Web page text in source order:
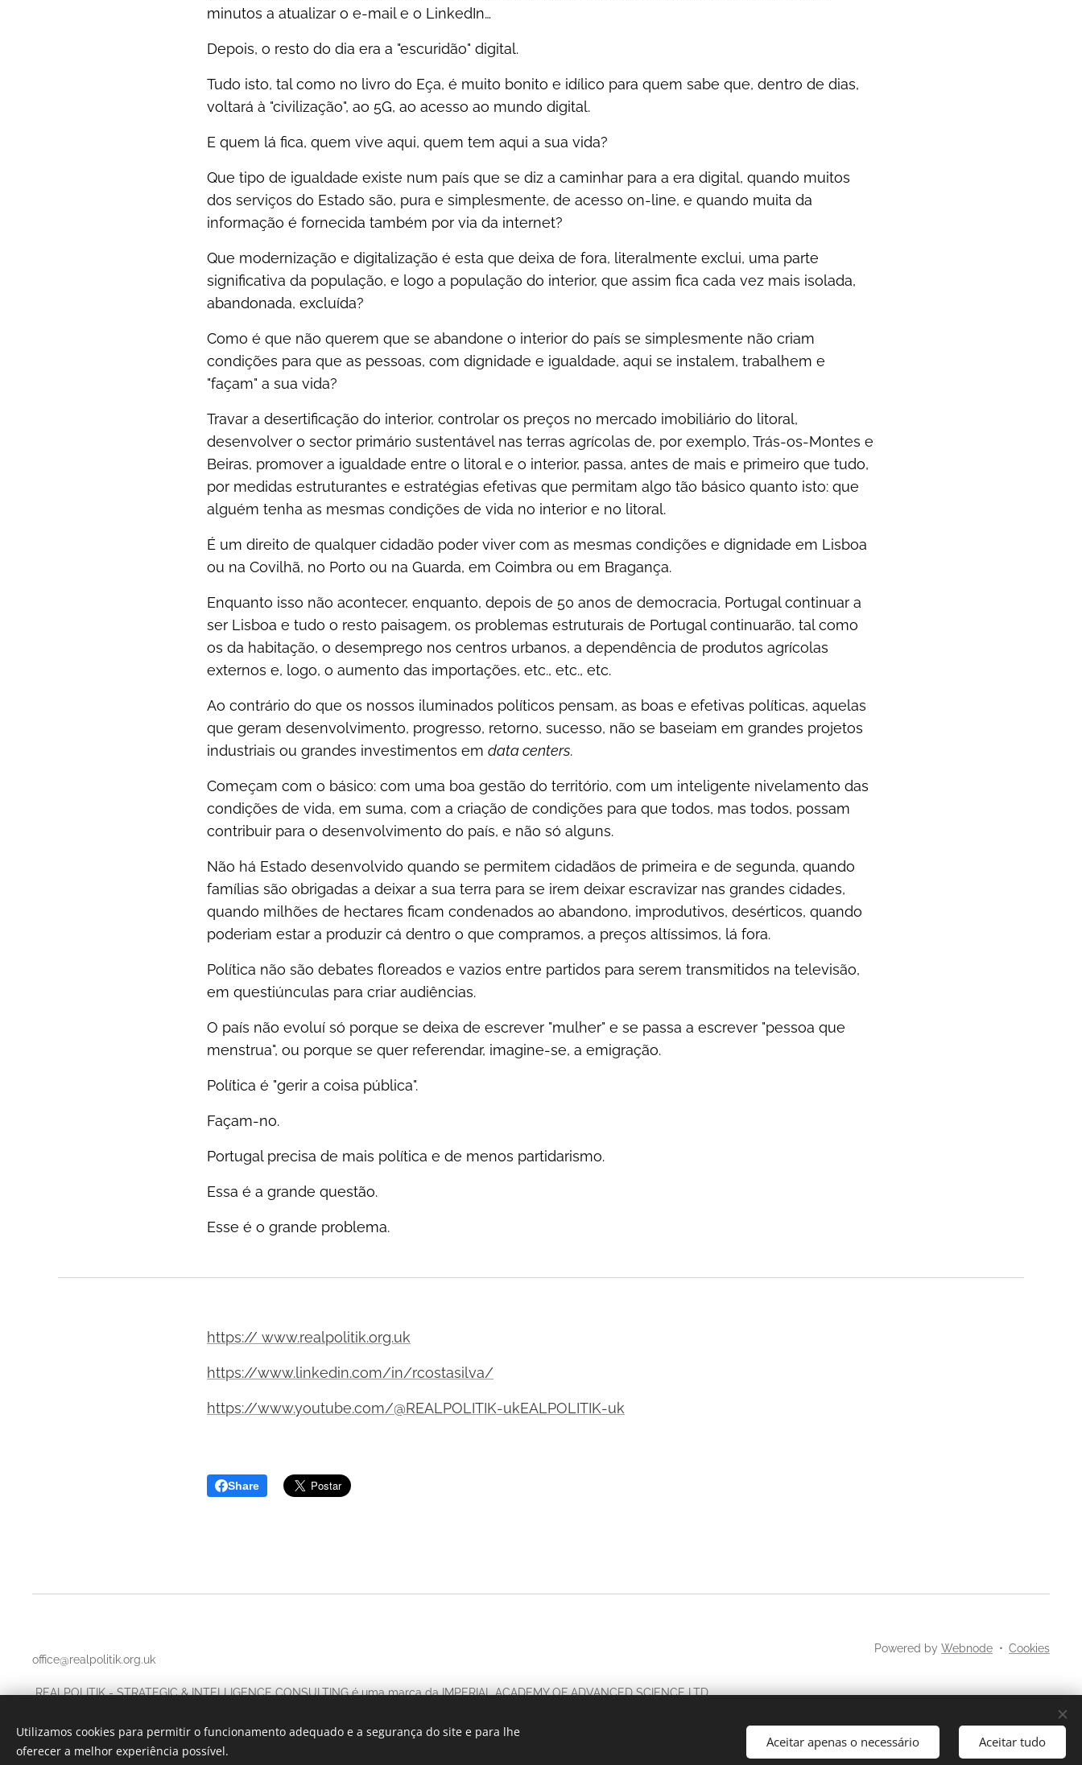
minutos a atualizar o e-mail e o LinkedIn…
Depois, o resto do dia era a "escuridão" digital.
Tudo isto, tal como no livro do Eça, é muito bonito e idílico para quem sabe que, dentro de dias,
voltará à "civilização", ao 5G, ao acesso ao mundo digital.
E quem lá fica, quem vive aqui, quem tem aqui a sua vida?
Que tipo de igualdade existe num país que se diz a caminhar para a era digital, quando muitos
dos serviços do Estado são, pura e simplesmente, de acesso on-line, e quando muita da
informação é fornecida também por via da internet?
Que modernização e digitalização é esta que deixa de fora, literalmente exclui, uma parte
significativa da população, e logo a população do interior, que assim fica cada vez mais isolada,
abandonada, excluída?
Como é que não querem que se abandone o interior do país se simplesmente não criam
condições para que as pessoas, com dignidade e igualdade, aqui se instalem, trabalhem e
"façam" a sua vida?
Travar a desertificação do interior, controlar os preços no mercado imobiliário do litoral,
desenvolver o sector primário sustentável nas terras agrícolas de, por exemplo, Trás-os-Montes e
Beiras, promover a igualdade entre o litoral e o interior, passa, antes de mais e primeiro que tudo,
por medidas estruturantes e estratégias efetivas que permitam algo tão básico quanto isto: que
alguém tenha as mesmas condições de vida no interior e no litoral.
É um direito de qualquer cidadão poder viver com as mesmas condições e dignidade em Lisboa
ou na Covilhã, no Porto ou na Guarda, em Coimbra ou em Bragança.
Enquanto isso não acontecer, enquanto, depois de 50 anos de democracia, Portugal continuar a
ser Lisboa e tudo o resto paisagem, os problemas estruturais de Portugal continuarão, tal como
os da habitação, o desemprego nos centros urbanos, a dependência de produtos agrícolas
externos e, logo, o aumento das importações, etc., etc., etc.
Ao contrário do que os nossos iluminados políticos pensam, as boas e efetivas políticas, aquelas
que geram desenvolvimento, progresso, retorno, sucesso, não se baseiam em grandes projetos
industriais ou grandes investimentos em data centers.
Começam com o básico: com uma boa gestão do território, com um inteligente nivelamento das
condições de vida, em suma, com a criação de condições para que todos, mas todos, possam
contribuir para o desenvolvimento do país, e não só alguns.
Não há Estado desenvolvido quando se permitem cidadãos de primeira e de segunda, quando
famílias são obrigadas a deixar a sua terra para se irem deixar escravizar nas grandes cidades,
quando milhões de hectares ficam condenados ao abandono, improdutivos, desérticos, quando
poderiam estar a produzir cá dentro o que compramos, a preços altíssimos, lá fora.
Política não são debates floreados e vazios entre partidos para serem transmitidos na televisão,
em questiúnculas para criar audiências.
O país não evoluí só porque se deixa de escrever "mulher" e se passa a escrever "pessoa que
menstrua", ou porque se quer referendar, imagine-se, a emigração.
Política é "gerir a coisa pública".
Façam-no.
Portugal precisa de mais política e de menos partidarismo.
Essa é a grande questão.
Esse é o grande problema.
https:// www.realpolitik.org.uk
https://www.linkedin.com/in/rcostasilva/
https://www.youtube.com/@REALPOLITIK-ukEALPOLITIK-uk
Share
office@realpolitik.org.uk
REALPOLITIK - STRATEGIC & INTELLIGENCE CONSULTING é uma marca da IMPERIAL ACADEMY OF ADVANCED SCIENCE LTD.,
71-75 Shelton Street, Covent Garden, London, United Kingdom, WC2H 9JQ
Powered by Webnode Cookies
Utilizamos cookies para permitir o funcionamento adequado e a segurança do site e para lhe
oferecer a melhor experiência possível.
Aceitar apenas o necessário Aceitar tudo